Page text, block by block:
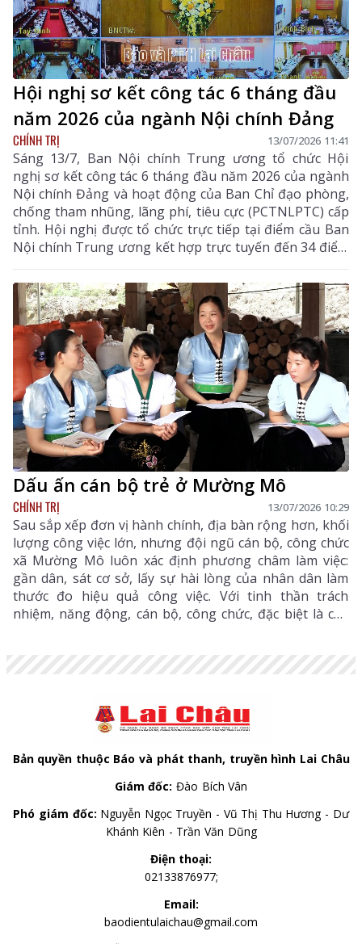
Hội nghị sơ kết công tác 6 tháng đầu
năm 2026 của ngành Nội chính Đảng
CHÍNH TRỊ 13/07/2026 11:41
Sáng 13/7, Ban Nội chính Trung ương tổ chức Hội
nghị sơ kết công tác 6 tháng đầu năm 2026 của ngành
Nội chính Đảng và hoạt động của Ban Chỉ đạo phòng,
chống tham nhũng, lãng phí, tiêu cực (PCTNLPTC) cấp
tỉnh. Hội nghị được tổ chức trực tiếp tại điểm cầu Ban
Nội chính Trung ương kết hợp trực tuyến đến 34 điểm
cầu cấp tỉnh, thành phố trong cả nước, với 1.665 đại
biểu tham dự.
Dấu ấn cán bộ trẻ ở Mường Mô
CHÍNH TRỊ 13/07/2026 10:29
Sau sắp xếp đơn vị hành chính, địa bàn rộng hơn, khối
lượng công việc lớn, nhưng đội ngũ cán bộ, công chức
xã Mường Mô luôn xác định phương châm làm việc:
gần dân, sát cơ sở, lấy sự hài lòng của nhân dân làm
thước đo hiệu quả công việc. Với tinh thần trách
nhiệm, năng động, cán bộ, công chức, đặc biệt là cán
Bản quyền thuộc Báo và phát thanh, truyền hình Lai Châu
Giám đốc: Đào Bích Vân
Phó giám đốc: Nguyễn Ngọc Truyền - Vũ Thị Thu Hương - Dư
Khánh Kiên - Trần Văn Dũng
Điện thoại:
02133876977;
Email:
baodientulaichau@gmail.com